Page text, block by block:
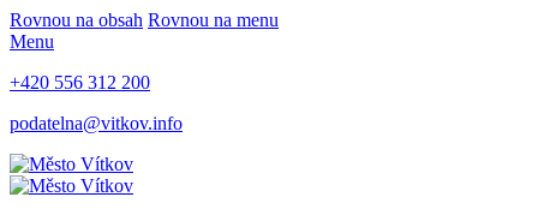
Rovnou na obsah Rovnou na menu
Menu
+420 556 312 200
podatelna@vitkov.info